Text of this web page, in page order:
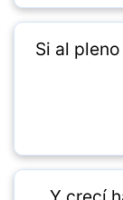
Si al